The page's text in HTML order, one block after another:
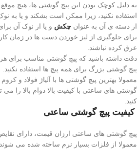
به دلیل کوچک بودن این پیچ گوشتی ها، هیچ موقع
استفاده نکنید، زیرا ممکن است بشکند و یا به
از دسته ی آن به عنوان چکش و یا از نوک آن
برای جلوگیری از لیز خوردن دست ها در زمان
عرق کرده نباشند.
دقت داشته باشید که پیچ گوشتی مناسب برای هر
پیچ گوشتی بزرگ برای همه پیچ ها استفاده نکنید.
معمولا بهترین پیچ گوشتی ها با آلیاژ فولاد و
گوشتی های ساعتی با کیفیت بالا دوام بالا را می
کنید.
کیفیت پیچ گوشتی ساعتی
پیچ گوشتی های ساعتی ارزان قیمت، دارای
معمولا از فلزات بسیار نرم ساخته شده می